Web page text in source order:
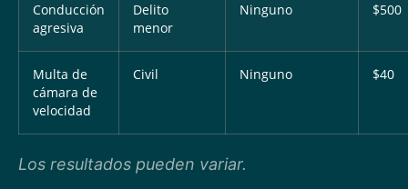
Conducción
agresiva
Delito
menor
Ninguno $500
Multa de
cámara de
velocidad
Civil Ninguno $40
Los resultados pueden variar.